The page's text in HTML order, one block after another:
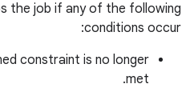
the job if any of the following
conditions occur:
constraint is no longer
met.